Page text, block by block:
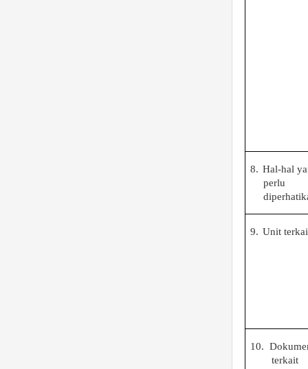
8. Hal-hal
perlu
9. Unit
10.
terkait